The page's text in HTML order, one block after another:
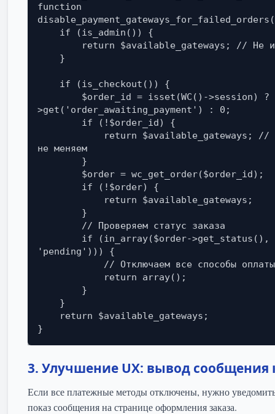
function
>get('order_awaiting_payment') : 0;
не меняем
'pending'))) {
}
3. Улучшение UX: вывод сообщения
Если все платежные методы отключены, нужно
показ сообщения на странице оформления заказа.